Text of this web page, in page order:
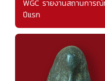
WGC รายงานสถานการ
ปีแรก